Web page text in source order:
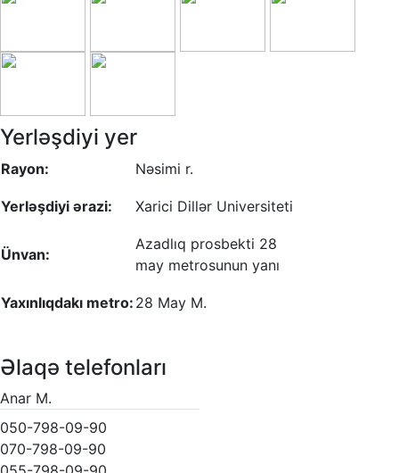
Yerləşdiyi yer
Rayon: Nəsimi r.
Yerləşdiyi ərazi: Xarici Dillər Universiteti
Ünvan:
Azadlıq prosbekti 28
may metrosunun yanı
Yaxınlıqdakı metro: 28 May M.
Əlaqə telefonları
Anar M.
050-798-09-90
070-798-09-90